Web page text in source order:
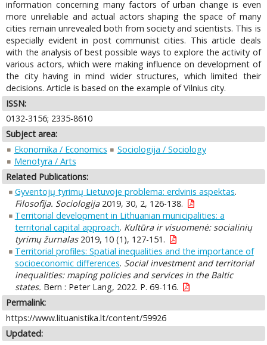
information concerning many factors of urban change is even
more unreliable and actual actors shaping the space of many
cities remain unrevealed both from society and scientists. This is
especially evident in post communist cities. This article deals
with the analysis of best possible ways to explore the activity of
various actors, which were making influence on development of
the city having in mind wider structures, which limited their
decisions. Article is based on the example of Vilnius city.
ISSN:
0132-3156; 2335-8610
Subject area:
Ekonomika / Economics
Sociologija / Sociology
Menotyra / Arts
Related Publications:
Gyventojų tyrimų Lietuvoje problema: erdvinis aspektas.
Filosofija. Sociologija2019, 30, 2, 126-138.
Territorial development in Lithuanian municipalities: a
territorial capital approach. Kultūra ir visuomenė: socialinių
tyrimų žurnalas2019, 10 (1), 127-151.
Territorial profiles: Spatial inequalities and the importance of
socioeconomic differences. Social investment and territorial
inequalities: maping policies and services in the Baltic
states. Bern : Peter Lang, 2022. P. 69-116.
Permalink:
https://www.lituanistika.lt/content/59926
Updated: